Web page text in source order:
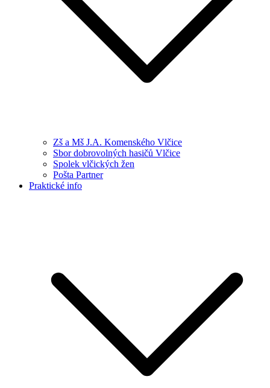
Zš a Mš J.A. Komenského Vlčice
Sbor dobrovolných hasičů Vlčice
Spolek vlčických žen
Pošta Partner
Praktické info